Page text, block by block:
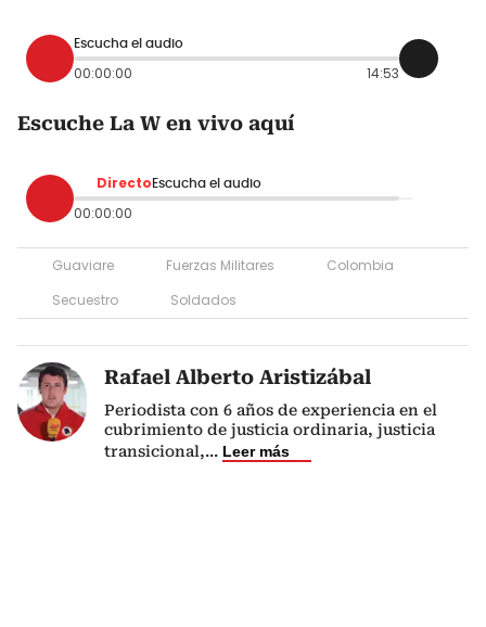
Escucha el audio
00:00:00 14:53
Escuche La W en vivo aquí
Directo Escucha el audio
00:00:00
Guaviare Fuerzas Militares
Colombia
Secuestro
Soldados
Rafael Alberto Aristizábal
Periodista con 6 años de experiencia en el
cubrimiento de justicia ordinaria, justicia
transicional,... Leer más